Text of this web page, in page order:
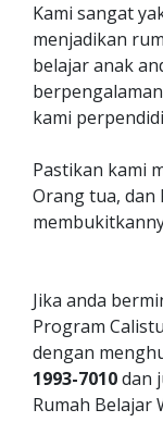
Kami sangat
menjadikan
belajar anak
kami
Pastikan kami
Orang tua, dan
Jika anda
Program
dengan
1993-7010dan
Rumah Belajar